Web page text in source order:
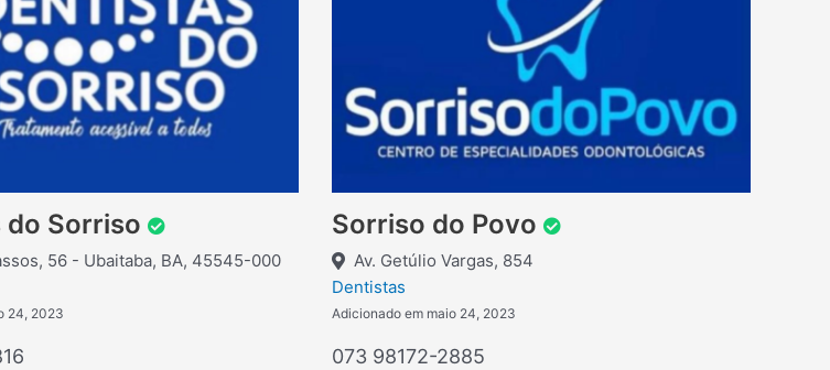
do Sorriso
56 - Ubaitaba, BA, 45545-000
24, 2023
Sorriso do Povo
Av. Getúlio Vargas, 854
Dentistas
Adicionado em maio 24, 2023
073 98172-2885